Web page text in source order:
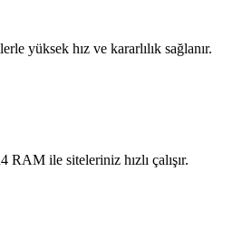
yüksek hız ve kararlılık sağlanır.
ile siteleriniz hızlı çalışır.